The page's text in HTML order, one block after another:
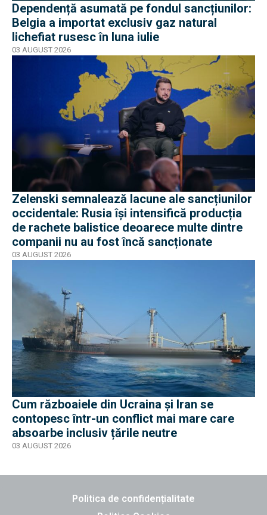
Dependență asumată pe fondul sancțiunilor:
Belgia a importat exclusiv gaz natural
lichefiat rusesc în luna iulie
03 AUGUST 2026
Zelenski semnalează lacune ale sancțiunilor
occidentale: Rusia își intensifică producția
de rachete balistice deoarece multe dintre
companii nu au fost încă sancționate
03 AUGUST 2026
Cum războaiele din Ucraina și Iran se
contopesc într-un conflict mai mare care
absoarbe inclusiv țările neutre
03 AUGUST 2026
Politica de confidențialitate